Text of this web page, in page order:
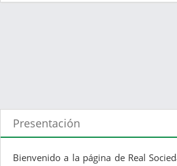
Presentación
Bienvenido a la página de Real